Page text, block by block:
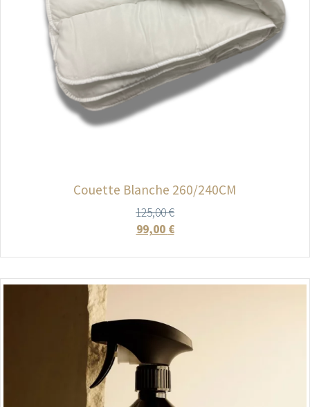
Couette Blanche 260/240CM
125,00€
99,00 €